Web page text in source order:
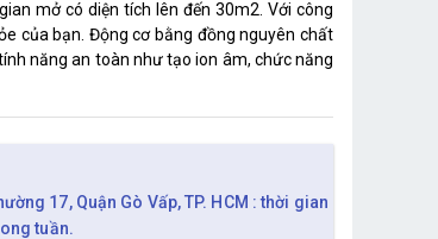
mở có diện tích lên đến 30m2. Với công
của bạn. Động cơ bằng đồng nguyên chất
năng an toàn như tạo ion âm, chức năng
17, Quận Gò Vấp, TP. HCM : thời gian
tuần.